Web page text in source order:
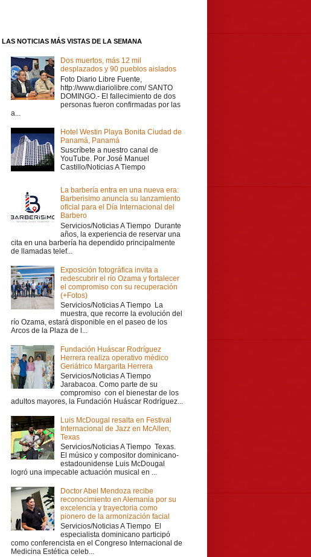
LAS NOTICIAS MÁS VISTAS DE LA SEMANA
Dos muertos, más 12 mil
desplazados y 90 pueblos aislados
Foto Diario Libre Fuente,
http://www.diariolibre.com/ SANTO
DOMINGO.- El fallecimiento de dos
personas fueron confirmadas por las
a...
Hotel Westin Playa Bonita Ciudad de
Panamá, Panamá
Suscríbete a nuestro canal de
YouTube. Por José Manuel
Castillo/Noticias A Tiempo
La barbería entra en una nueva era:
Barberisimo anuncia su lanzamiento
oficial para el Día Internacional del
Barbero
Servicios/Noticias A Tiempo Durante
años, la experiencia de reservar una
cita en una barbería ha dependido principalmente
de llamadas telef...
Exposición fotográfica invita a
redescubrir el río Ozama y fortalecer
el compromiso con su recuperación
(+Fotos)
Servicios/Noticias A Tiempo La
muestra, que recorre la evolución del
río Ozama, estará disponible en el paseo de los
Arcos de la Plaza de l...
Fundación Huáscar Rodríguez
Herrera realiza operativo médico
Geriátrico Margarita Herrera
Servicios/Noticias A Tiempo
Jarabacoa. Como parte de su
compromiso con el bienestar de los
adultos mayores, la Fundación Huáscar Rodríguez...
Luis McDougal resalta en Festival
Internacional de Jazz en McAllen,
Texas
Servicios/Noticias A Tiempo Texas.
El músico y compositor dominicano-
estadounidense Luis McDougal
logró una impecable actuación musical en ...
Doctor Abel Mendoza recibe
reconocimiento en Alemania por su
excelencia y trayectoria como
pionero de la armonización facial
Servicios/Noticias A Tiempo El
especialista dominicano participó
como conferencista en el Congreso Internacional de
Medicina Estética celeb...